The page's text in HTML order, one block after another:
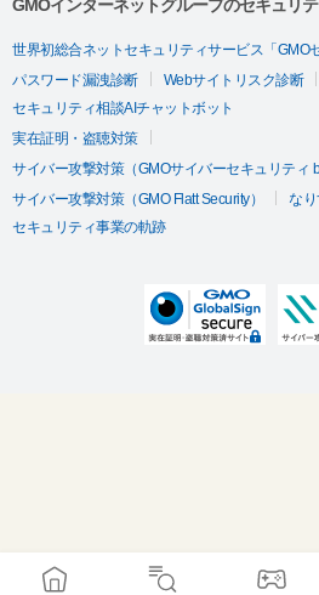
GMOインターネットグループのセキュリ
世界初総合ネットセキュリティサービス「GMO
パスワード漏洩診断
Webサイトリスク診断
セキュリティ相談AIチャットボット
実在証明・盗聴対策
サイバー攻撃対策（GMOサイバーセキュリティ
サイバー攻撃対策（GMO Flatt Security）
な
セキュリティ事業の軌跡